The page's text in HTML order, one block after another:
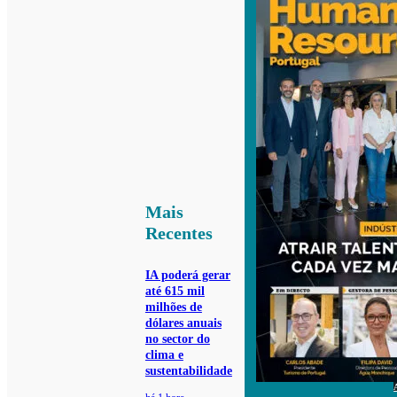
Mais
Recentes
IA poderá gerar
até 615 mil
milhões de
dólares anuais
no sector do
clima e
sustentabilidade